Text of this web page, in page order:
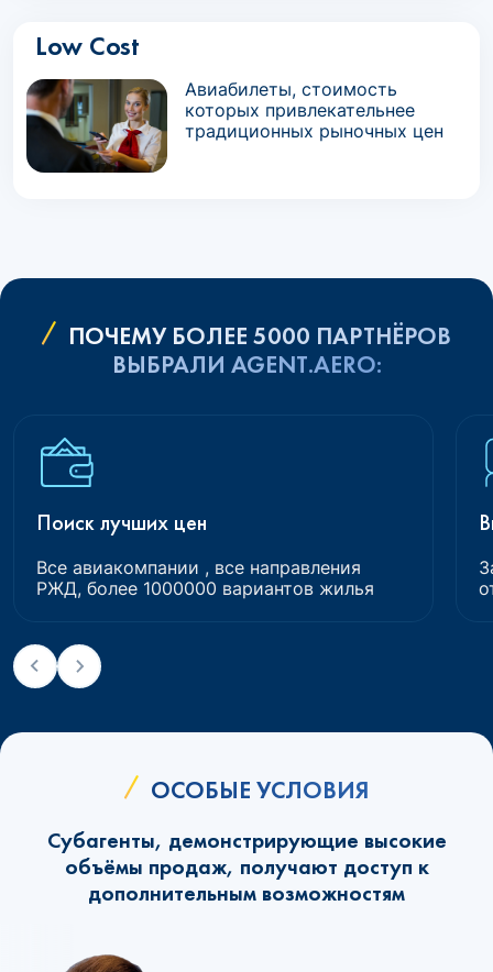
Low Cost
Авиабилеты, стоимость
которых привлекательнее
традиционных рыночных цен
ПОЧЕМУ БОЛЕЕ 5000 ПАРТНЁРОВ
ВЫБРАЛИ AGENT.AERO:
Поиск лучших цен
Все авиакомпании , все направления
РЖД, более 1000000 вариантов жилья
ОСОБЫЕ УСЛОВИЯ
Субагенты, демонстрирующие высокие
объёмы продаж, получают доступ к
дополнительным возможностям